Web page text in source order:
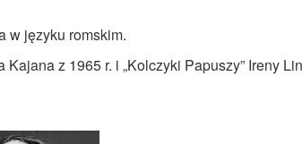
w języku romskim.
z 1965 r. i „Kolczyki Papuszy” Ireny